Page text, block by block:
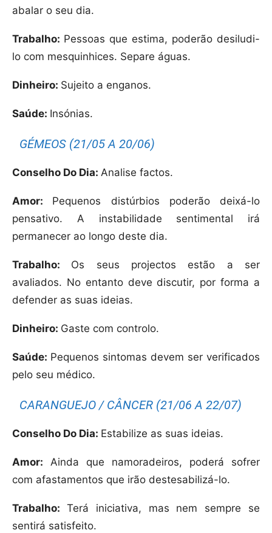
abalar o seu dia.
Trabalho: Pessoas que estima, poderão desiludi-
lo com mesquinhices. Separe águas.
Dinheiro: Sujeito a enganos.
Saúde: Insónias.
GÉMEOS (21/05 A 20/06)
Conselho Do Dia: Analise factos.
Amor: Pequenos distúrbios poderão deixá-lo
pensativo. A instabilidade sentimental irá
permanecer ao longo deste dia.
Trabalho: Os seus projectos estão a ser
avaliados. No entanto deve discutir, por forma a
defender as suas ideias.
Dinheiro: Gaste com controlo.
Saúde: Pequenos sintomas devem ser verificados
pelo seu médico.
CARANGUEJO / CÂNCER (21/06 A 22/07)
Conselho Do Dia: Estabilize as suas ideias.
Amor: Ainda que namoradeiros, poderá sofrer
com afastamentos que irão destesabilizá-lo.
Trabalho: Terá iniciativa, mas nem sempre se
sentirá satisfeito.